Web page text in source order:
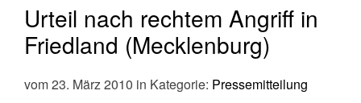
Urteil nach rechtem Angriff in
Friedland (Mecklenburg)
vom 23. März 2010 in Kategorie: Pressemitteilung